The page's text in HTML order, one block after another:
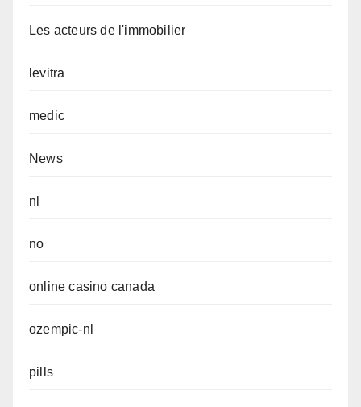
Les acteurs de l'immobilier
levitra
medic
News
nl
no
online casino canada
ozempic-nl
pills